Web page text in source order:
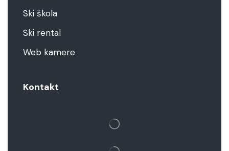
Ski škola
Ski rental
Web kamere
Kontakt